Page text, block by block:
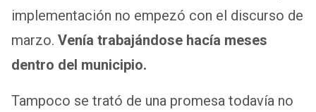
implementación no empezó con el discurso de
marzo. Venía trabajándose hacía meses
dentro del municipio.
Tampoco se trató de una promesa todavía no